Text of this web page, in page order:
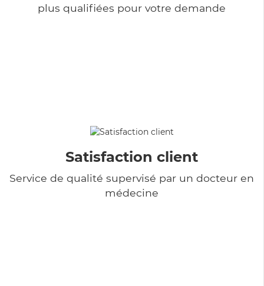
plus qualifiées pour votre demande
Satisfaction client
Service de qualité supervisé par un docteur en
médecine